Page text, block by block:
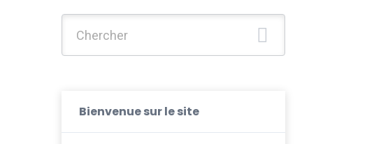
Bienvenue sur le site